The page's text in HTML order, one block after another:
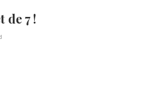
de 7 !